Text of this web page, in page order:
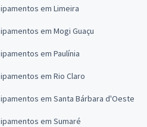
em Limeira
em Mogi Guaçu
em Paulínia
em Rio Claro
em Santa Bárbara d'Oeste
em Sumaré